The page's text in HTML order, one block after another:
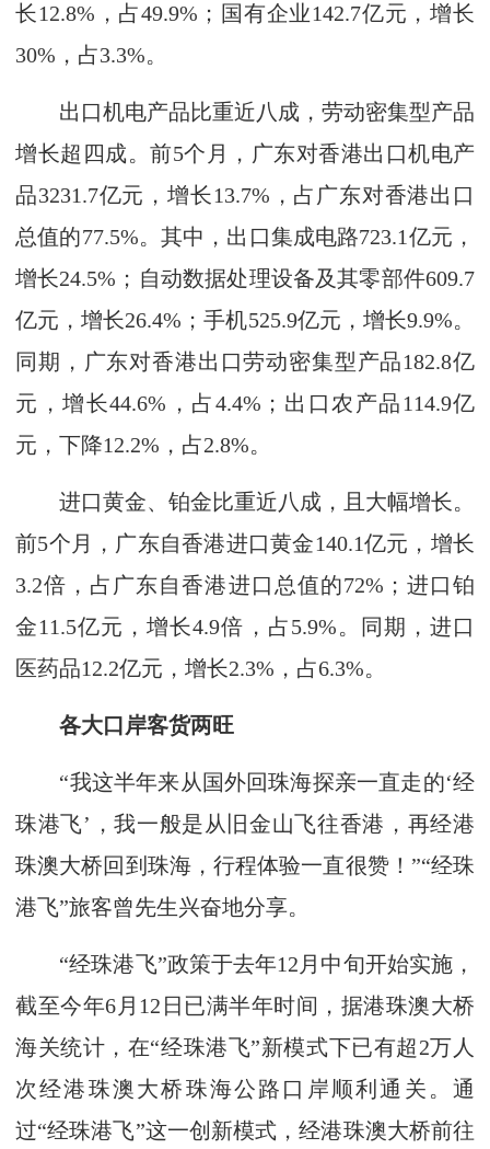
长12.8%，占49.9%；国有企业142.7亿元，增长
30%，占3.3%。
出口机电产品比重近八成，劳动密集型产品
增长超四成。前5个月，广东对香港出口机电产
品3231.7亿元，增长13.7%，占广东对香港出口
总值的77.5%。其中，出口集成电路723.1亿元，
增长24.5%；自动数据处理设备及其零部件609.7
亿元，增长26.4%；手机525.9亿元，增长9.9%。
同期，广东对香港出口劳动密集型产品182.8亿
元，增长44.6%，占4.4%；出口农产品114.9亿
元，下降12.2%，占2.8%。
进口黄金、铂金比重近八成，且大幅增长。
前5个月，广东自香港进口黄金140.1亿元，增长
3.2倍，占广东自香港进口总值的72%；进口铂
金11.5亿元，增长4.9倍，占5.9%。同期，进口
医药品12.2亿元，增长2.3%，占6.3%。
各大口岸客货两旺
“我这半年来从国外回珠海探亲一直走的‘经
珠港飞’，我一般是从旧金山飞往香港，再经港
珠澳大桥回到珠海，行程体验一直很赞！”“经珠
港飞”旅客曾先生兴奋地分享。
“经珠港飞”政策于去年12月中旬开始实施，
截至今年6月12日已满半年时间，据港珠澳大桥
海关统计，在“经珠港飞”新模式下已有超2万人
次经港珠澳大桥珠海公路口岸顺利通关。通
过“经珠港飞”这一创新模式，经港珠澳大桥前往